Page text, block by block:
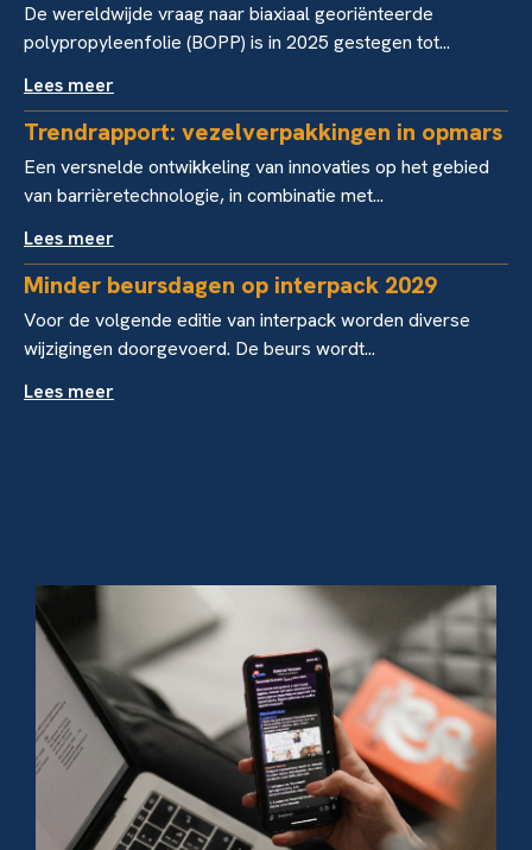
De wereldwijde vraag naar biaxiaal georiënteerde
polypropyleenfolie (BOPP) is in 2025 gestegen tot...
Lees meer
Trendrapport: vezelverpakkingen in opmars
Een versnelde ontwikkeling van innovaties op het gebied
van barrièretechnologie, in combinatie met...
Lees meer
Minder beursdagen op interpack 2029
Voor de volgende editie van interpack worden diverse
wijzigingen doorgevoerd. De beurs wordt...
Lees meer